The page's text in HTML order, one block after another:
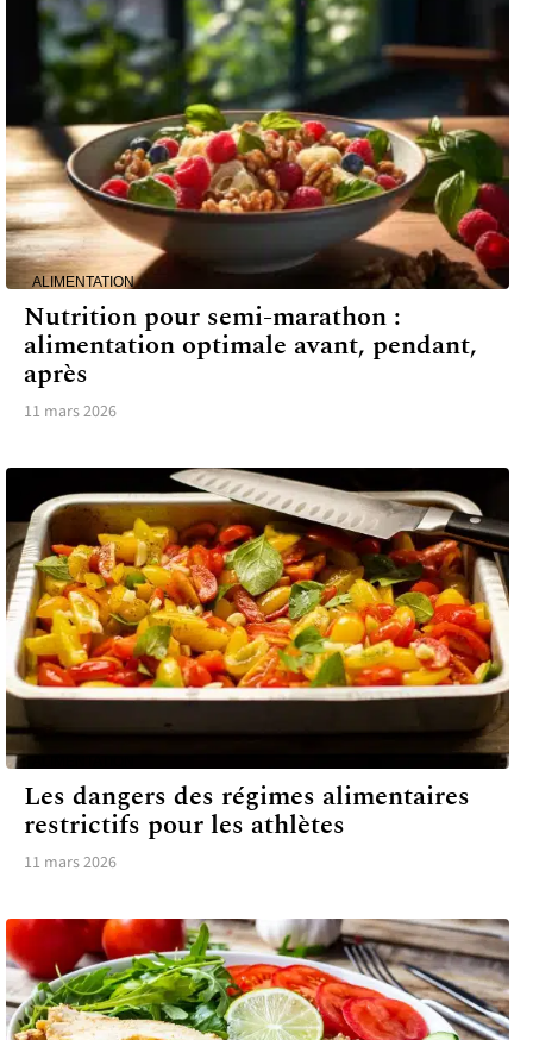
ALIMENTATION
Nutrition pour semi-marathon :
alimentation optimale avant, pendant,
après
11 mars 2026
Les dangers des régimes alimentaires
restrictifs pour les athlètes
11 mars 2026